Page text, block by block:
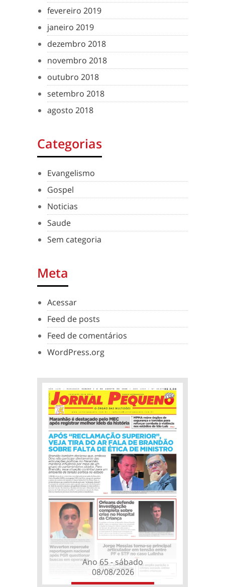
fevereiro 2019
janeiro 2019
dezembro 2018
novembro 2018
outubro 2018
setembro 2018
agosto 2018
Categorias
Evangelismo
Gospel
Noticias
Saude
Sem categoria
Meta
Acessar
Feed de posts
Feed de comentários
WordPress.org
Ano 65 - sábado
08/08/2026